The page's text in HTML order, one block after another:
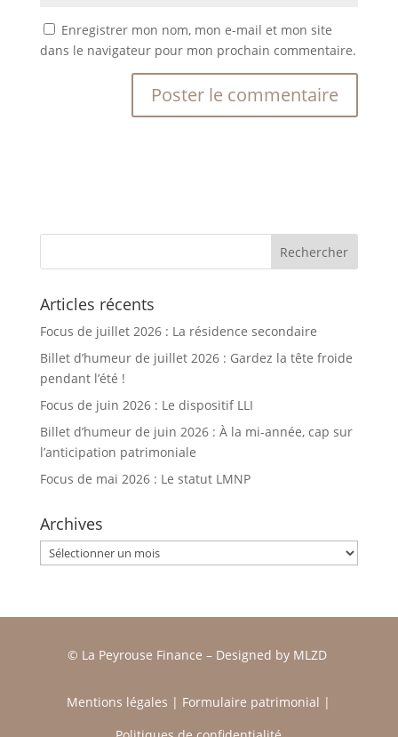
Enregistrer mon nom, mon e-mail et mon site
dans le navigateur pour mon prochain commentaire.
Articles récents
Focus de juillet 2026 : La résidence secondaire
Billet d’humeur de juillet 2026 : Gardez la tête froide
pendant l’été !
Focus de juin 2026 : Le dispositif LLI
Billet d’humeur de juin 2026 : À la mi-année, cap sur
l’anticipation patrimoniale
Focus de mai 2026 : Le statut LMNP
Archives
Archives
© La Peyrouse Finance –Designed by MLZD
Mentions légales | Formulaire patrimonial |